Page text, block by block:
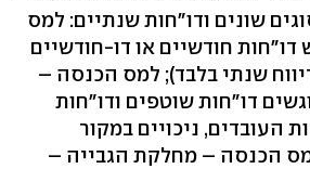
שונים ודו"חות שנתיים: למס
חודשיים או דו-חודשיים
שנתי בלבד); למס הכנסה –
דו"חות שוטפים ודו"חות
העובדים, ניכויים במקור
הכנסה – מחלקת הגבייה –